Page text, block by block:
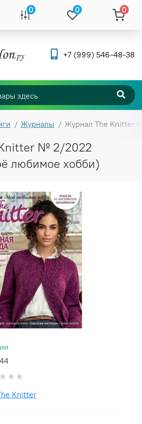
0 0 0
+7 (999) 546-48-38
Журналы Журнал The Knitter
№ 2/2022
любимое хобби)
Knitter